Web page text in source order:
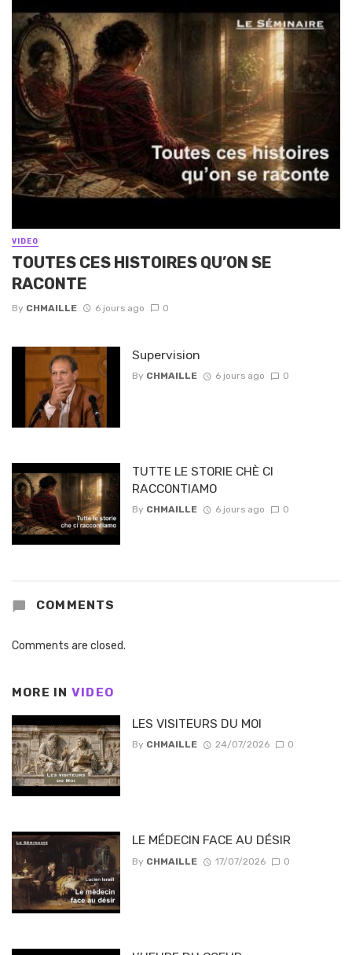
VIDEO
TOUTES CES HISTOIRES QU’ON SE
RACONTE
By CHMAILLE 6 jours ago 0
Supervision
By CHMAILLE 6 jours ago 0
TUTTE LE STORIE CHÈ CI
RACCONTIAMO
By CHMAILLE 6 jours ago 0
COMMENTS
Comments are closed.
MORE IN VIDEO
LES VISITEURS DU MOI
By CHMAILLE 24/07/2026 0
LE MÉDECIN FACE AU DÉSIR
By CHMAILLE 17/07/2026 0